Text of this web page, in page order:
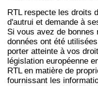
RTL respecte les droits
d'autrui et demande à
Si vous avez de
données ont été
porter atteinte à vos
législation européenne
RTL en matière de
fournissant les